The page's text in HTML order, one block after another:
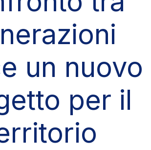
un nuovo
per il